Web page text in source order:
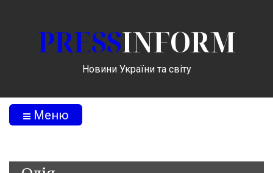
PRESSINFORM
Новини України та світу
Меню